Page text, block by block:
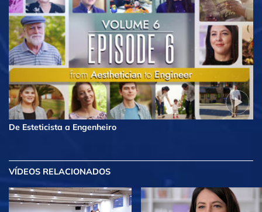
De Esteticista a Engenheiro
VÍDEOS RELACIONADOS